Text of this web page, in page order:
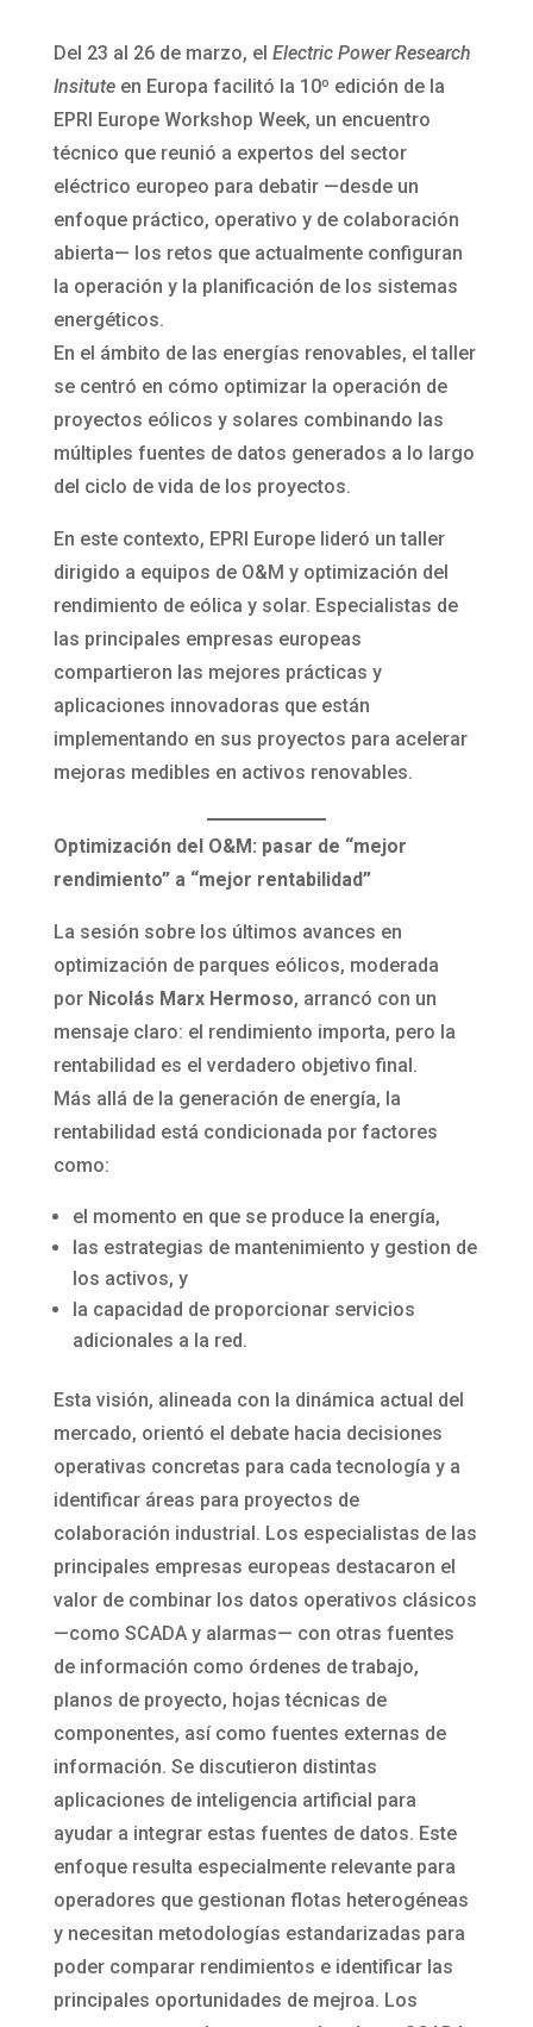
Del 23 al 26 de marzo, el Electric Power Research
Insituteen Europa facilitó la 10º edición de la
EPRI Europe Workshop Week, un encuentro
técnico que reunió a expertos del sector
eléctrico europeo para debatir —desde un
enfoque práctico, operativo y de colaboración
abierta— los retos que actualmente configuran
la operación y la planificación de los sistemas
energéticos.
En el ámbito de las energías renovables, el taller
se centró en cómo optimizar la operación de
proyectos eólicos y solares combinando las
múltiples fuentes de datos generados a lo largo
del ciclo de vida de los proyectos.
En este contexto, EPRI Europe lideró un taller
dirigido a equipos de O&M y optimización del
rendimiento de eólica y solar. Especialistas de
las principales empresas europeas
compartieron las mejores prácticas y
aplicaciones innovadoras que están
implementando en sus proyectos para acelerar
mejoras medibles en activos renovables.
Optimización del O&M: pasar de “mejor
rendimiento” a “mejor rentabilidad”
La sesión sobre los últimos avances en
optimización de parques eólicos, moderada
por Nicolás Marx Hermoso, arrancó con un
mensaje claro: el rendimiento importa, pero la
rentabilidad es el verdadero objetivo final.
Más allá de la generación de energía, la
rentabilidad está condicionada por factores
como:
el momento en que se produce la energía,
las estrategias de mantenimiento y gestion de
los activos, y
la capacidad de proporcionar servicios
adicionales a la red.
Esta visión, alineada con la dinámica actual del
mercado, orientó el debate hacia decisiones
operativas concretas para cada tecnología y a
identificar áreas para proyectos de
colaboración industrial. Los especialistas de las
principales empresas europeas destacaron el
valor de combinar los datos operativos clásicos
—como SCADA y alarmas— con otras fuentes
de información como órdenes de trabajo,
planos de proyecto, hojas técnicas de
componentes, así como fuentes externas de
información. Se discutieron distintas
aplicaciones de inteligencia artificial para
ayudar a integrar estas fuentes de datos. Este
enfoque resulta especialmente relevante para
operadores que gestionan flotas heterogéneas
y necesitan metodologías estandarizadas para
poder comparar rendimientos e identificar las
principales oportunidades de mejroa. Los